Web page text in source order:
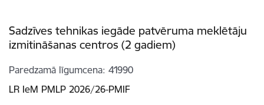
Sadzīves tehnikas iegāde patvēruma meklētāju
izmitināšanas centros (2 gadiem)
Paredzamā līgumcena 41990
LR IeM PMLP 2026/26-PMIF